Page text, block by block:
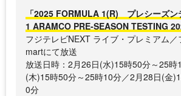
「2025 FORMULA 1(R) プレシーズ
1 ARAMCO PRE-SEASON TESTING
フジテレビNEXT ライブ・プレミアム
martにて放送
放送日時：2月26日(水)15時50分～25時
(木)15時50分～25時10分／2月28日(金
0分